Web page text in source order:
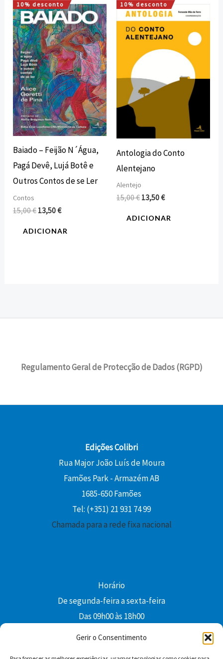
Gerir o Consentimento
10% desconto
Baiado – Feijão N´Água,
Pagá Devê, Lujá Botê e
Outros Contos de se Ler
Contos
15,00€
O
preço
original
era:
15,00 €.
13,50€
O
preço
atual
é:
13,50 €.
ADICIONAR
10% desconto
Antologia do Conto
Alentejano
Alentejo
15,00€
O
preço
original
era:
13,50€
O
preço
atual
é:
13,50 €.
ADICIONAR
Regulamento Geral de Protecção de Dados (RGPD)
Edições Colibri
Rua Major João Luís de Moura
Famões Park - Armazém AB
1685-650 Famões
Tel: (+351) 21 931 74 99
Chamada para a rede fixa nacional
Horário
De segunda-feira a sexta-feira
Das 09h00 às 18h00